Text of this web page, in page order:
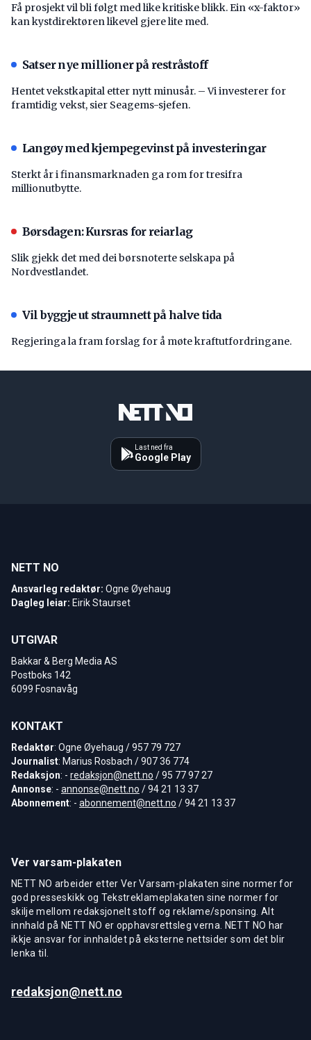
Få prosjekt vil bli følgt med like kritiske blikk. Ein «x-faktor»
kan kystdirektøren likevel gjere lite med.
Satser nye millioner på restråstoff
Hentet vekstkapital etter nytt minusår. – Vi investerer for
framtidig vekst, sier Seagems-sjefen.
Langøy med kjempegevinst på investeringar
Sterkt år i finansmarknaden ga rom for tresifra
millionutbytte.
Børsdagen: Kursras for reiarlag
Slik gjekk det med dei børsnoterte selskapa på
Nordvestlandet.
Vil byggje ut straumnett på halve tida
Regjeringa la fram forslag for å møte kraftutfordringane.
Last ned fra
Google Play
NETT NO
Ansvarleg redaktør: Ogne Øyehaug
Dagleg leiar: Eirik Staurset
UTGIVAR
Bakkar & Berg Media AS
Postboks 142
6099 Fosnavåg
KONTAKT
Redaktør: Ogne Øyehaug / 957 79 727
Journalist: Marius Rosbach / 907 36 774
Redaksjon: - redaksjon@nett.no / 95 77 97 27
Annonse: - annonse@nett.no / 94 21 13 37
Abonnement: - abonnement@nett.no / 94 21 13 37
Ver varsam-plakaten
NETT NO arbeider etter Ver Varsam-plakaten sine normer for
god presseskikk og Tekstreklameplakaten sine normer for
skilje mellom redaksjonelt stoff og reklame/sponsing. Alt
innhald på NETT NO er opphavsrettsleg verna. NETT NO har
ikkje ansvar for innhaldet på eksterne nettsider som det blir
lenka til.
redaksjon@nett.no